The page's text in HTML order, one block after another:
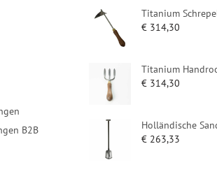
B2B
Titanium
€ 314,30
Titanium
€ 314,30
Holländische
€ 263,33